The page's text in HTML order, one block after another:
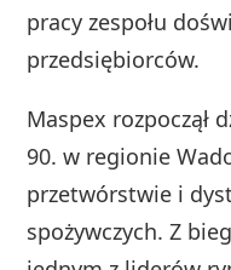
pracy zespołu
przedsiębiorców.
Maspex rozpoczął
90. w regionie
przetwórstwie i
spożywczych. Z